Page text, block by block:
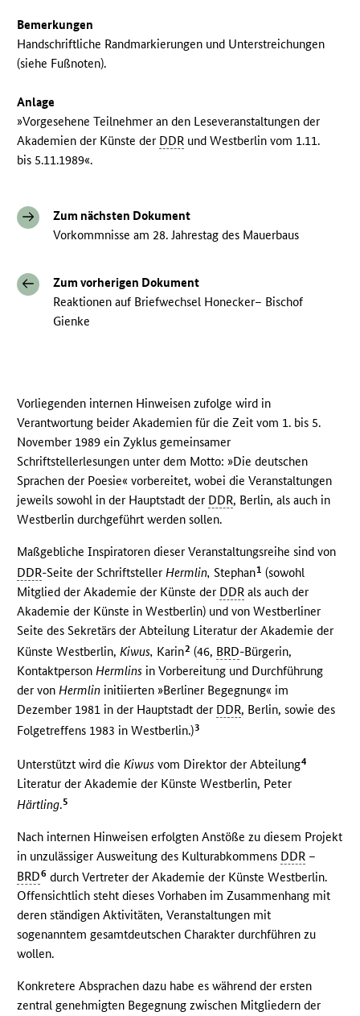
Bemerkungen
Handschriftliche Randmarkierungen und Unterstreichungen
(siehe Fußnoten).
Anlage
»Vorgesehene Teilnehmer an den Leseveranstaltungen der
Akademien der Künste der DDR und Westberlin vom 1.11.
bis 5.11.1989«.
Zum nächsten Dokument
Vorkommnisse am 28. Jahrestag des Mauerbaus
Zum vorherigen Dokument
Reaktionen auf Briefwechsel Honecker– Bischof
Gienke
Vorliegenden internen Hinweisen zufolge wird in
Verantwortung beider Akademien für die Zeit vom 1. bis 5.
November 1989 ein Zyklus gemeinsamer
Schriftstellerlesungen unter dem Motto: »Die deutschen
Sprachen der Poesie« vorbereitet, wobei die Veranstaltungen
jeweils sowohl in der Hauptstadt der DDR, Berlin, als auch in
Westberlin durchgeführt werden sollen.
Maßgebliche Inspiratoren dieser Veranstaltungsreihe sind von
DDR-Seite der SchriftstellerHermlin, Stephan1 (sowohl
Mitglied der Akademie der Künste der DDR als auch der
Akademie der Künste in Westberlin) und von Westberliner
Seite des Sekretärs der Abteilung Literatur der Akademie der
Künste Westberlin,Kiwus, Karin2 (46, BRD-Bürgerin,
KontaktpersonHermlins in Vorbereitung und Durchführung
der vonHermlin initiierten »Berliner Begegnung« im
Dezember 1981 in der Hauptstadt der DDR, Berlin, sowie des
Folgetreffens 1983 in Westberlin.)3
Unterstützt wird die Kiwus vom Direktor der Abteilung4
Literatur der Akademie der Künste Westberlin, Peter
Härtling.5
Nach internen Hinweisen erfolgten Anstöße zu diesem Projekt
in unzulässiger Ausweitung des Kulturabkommens DDR –
BRD6 durch Vertreter der Akademie der Künste Westberlin.
Offensichtlich steht dieses Vorhaben im Zusammenhang mit
deren ständigen Aktivitäten, Veranstaltungen mit
sogenanntem gesamtdeutschen Charakter durchführen zu
wollen.
Konkretere Absprachen dazu habe es während der ersten
zentral genehmigten Begegnung zwischen Mitgliedern der